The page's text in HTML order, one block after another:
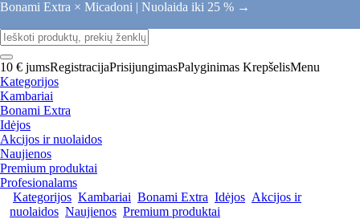
Bonami Extra × Micadoni | Nuolaida iki 25 % →
10 € jumsRegistracijaPrisijungimasPalyginimas KrepšelisMenu
Kategorijos
Kambariai
Bonami Extra
Idėjos
Akcijos ir nuolaidos
Naujienos
Premium produktai
Profesionalams
Kategorijos Kambariai Bonami Extra Idėjos Akcijos ir
nuolaidos Naujienos Premium produktai